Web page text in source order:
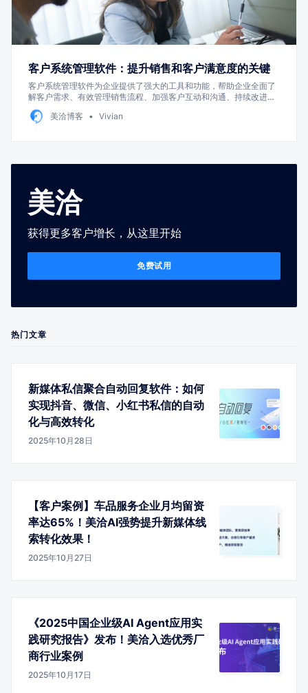
客户系统管理软件：提升销售和客户满意度的关键
客户系统管理软件为企业提供了强大的工具和功能，帮助企业全面了
解客户需求、有效管理销售流程、加强客户互动和沟通、持续改进客
户关系。
美洽博客
Vivian
美洽
获得更多客户增长，从这里开始
免费试用
热门文章
新媒体私信聚合自动回复软件：如何
实现抖音、微信、小红书私信的自动
化与高效转化
2025年10月28日
【客户案例】车品服务企业月均留资
率达65%！美洽AI强势提升新媒体线
索转化效果！
2025年10月27日
《2025中国企业级AI Agent应用实
践研究报告》发布！美洽入选优秀厂
商行业案例
2025年10月17日